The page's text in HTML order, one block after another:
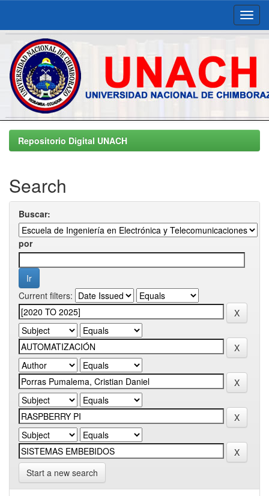
Skip
navigationRepositorio Digital UNACH
Search
Buscar:
por
Current filters:
Start a new search